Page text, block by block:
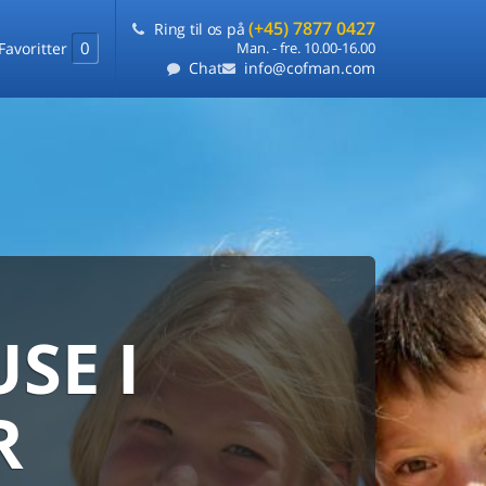
Favoritter 0
Ring til os på (+45) 7877 0427
Man. - fre. 10.00-16.00
Chat info@cofman.com
I
laveste pris
ét sted